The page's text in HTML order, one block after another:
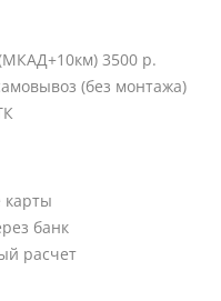
3500 р.
(без монтажа)
карты
банк
расчет